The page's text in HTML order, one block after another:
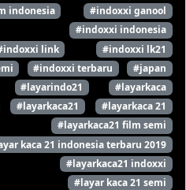
indonesia
#indoxxi ganool
#indoxxi indonesia
link
#indoxxi lk21
#indoxxi terbaru
#japan
#layarindo21
#layarkaca
#layarkaca21
#layarkaca 21
#layarkaca21 film semi
kaca 21 indonesia terbaru 2019
#layarkaca21 indoxxi
#layar kaca 21 semi